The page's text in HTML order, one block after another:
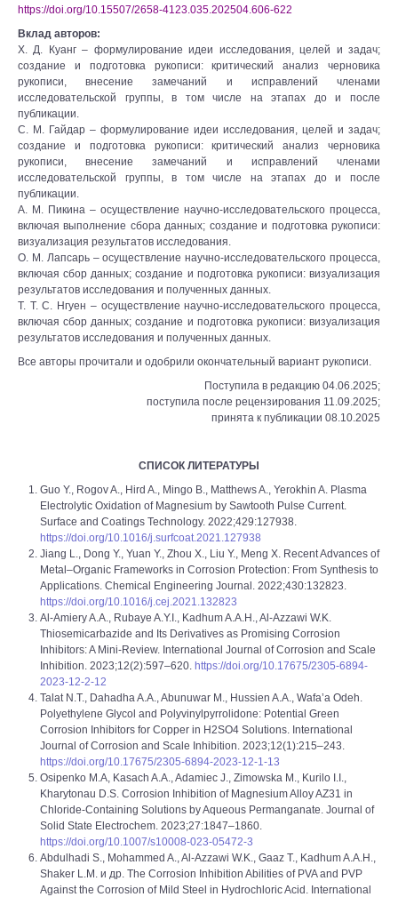
https://doi.org/10.15507/2658-4123.035.202504.606-622
Вклад авторов:
Х. Д. Куанг – формулирование идеи исследования, целей и задач;
создание и подготовка рукописи: критический анализ черновика
рукописи, внесение замечаний и исправлений членами
исследовательской группы, в том числе на этапах до и после
публикации.
С. М. Гайдар – формулирование идеи исследования, целей и задач;
создание и подготовка рукописи: критический анализ черновика
рукописи, внесение замечаний и исправлений членами
исследовательской группы, в том числе на этапах до и после
публикации.
А. М. Пикина – осуществление научно-исследовательского процесса,
включая выполнение сбора данных; создание и подготовка рукописи:
визуализация результатов исследования.
О. М. Лапсарь – осуществление научно-исследовательского процесса,
включая сбор данных; создание и подготовка рукописи: визуализация
результатов исследования и полученных данных.
Т. Т. С. Нгуен – осуществление научно-исследовательского процесса,
включая сбор данных; создание и подготовка рукописи: визуализация
результатов исследования и полученных данных.
Все авторы прочитали и одобрили окончательный вариант рукописи.
Поступила в редакцию 04.06.2025;
поступила после рецензирования 11.09.2025;
принята к публикации 08.10.2025
СПИСОК ЛИТЕРАТУРЫ
Guo Y., Rogov A., Hird A., Mingo B., Matthews A., Yerokhin A. Plasma
Electrolytic Oxidation of Magnesium by Sawtooth Pulse Current.
Surface and Coatings Technology. 2022;429:127938.
https://doi.org/10.1016/j.surfcoat.2021.127938
Jiang L., Dong Y., Yuan Y., Zhou X., Liu Y., Meng X. Recent Advances of
Metal–Organic Frameworks in Corrosion Protection: From Synthesis to
Applications. Chemical Engineering Journal. 2022;430:132823.
https://doi.org/10.1016/j.cej.2021.132823
Al-Amiery A.A., Rubaye A.Y.I., Kadhum A.A.H., Al-Azzawi W.K.
Thiosemicarbazide and Its Derivatives as Promising Corrosion
Inhibitors: A Mini-Review. International Journal of Corrosion and Scale
Inhibition. 2023;12(2):597–620. https://doi.org/10.17675/2305-6894-
2023-12-2-12
Talat N.T., Dahadha A.A., Abunuwar M., Hussien A.A., Wafa’a Odeh.
Polyethylene Glycol and Polyvinylpyrrolidone: Potential Green
Corrosion Inhibitors for Copper in H2SO4 Solutions. International
Journal of Corrosion and Scale Inhibition. 2023;12(1):215–243.
https://doi.org/10.17675/2305-6894-2023-12-1-13
Osipenko M.A, Kasach A.A., Adamiec J., Zimowska M., Kurilo I.I.,
Kharytonau D.S. Corrosion Inhibition of Magnesium Alloy AZ31 in
Chloride-Containing Solutions by Aqueous Permanganate. Journal of
Solid State Electrochem. 2023;27:1847–1860.
https://doi.org/10.1007/s10008-023-05472-3
Abdulhadi S., Mohammed A., Al-Azzawi W.K., Gaaz T., Kadhum A.A.H.,
Shaker L.M. и др. The Corrosion Inhibition Abilities of PVA and PVP
Against the Corrosion of Mild Steel in Hydrochloric Acid. International